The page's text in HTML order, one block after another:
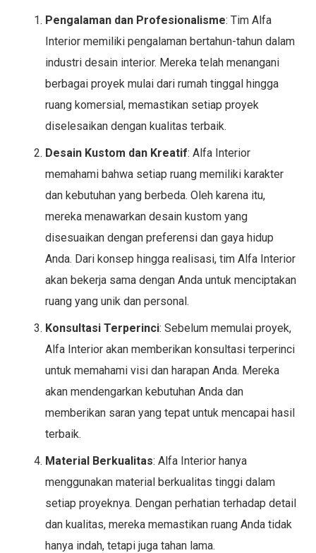
Pengalaman dan Profesionalisme: Tim Alfa
Interior memiliki pengalaman bertahun-tahun dalam
industri desain interior. Mereka telah menangani
berbagai proyek mulai dari rumah tinggal hingga
ruang komersial, memastikan setiap proyek
diselesaikan dengan kualitas terbaik.
Desain Kustom dan Kreatif: Alfa Interior
memahami bahwa setiap ruang memiliki karakter
dan kebutuhan yang berbeda. Oleh karena itu,
mereka menawarkan desain kustom yang
disesuaikan dengan preferensi dan gaya hidup
Anda. Dari konsep hingga realisasi, tim Alfa Interior
akan bekerja sama dengan Anda untuk menciptakan
ruang yang unik dan personal.
Konsultasi Terperinci: Sebelum memulai proyek,
Alfa Interior akan memberikan konsultasi terperinci
untuk memahami visi dan harapan Anda. Mereka
akan mendengarkan kebutuhan Anda dan
memberikan saran yang tepat untuk mencapai hasil
terbaik.
Material Berkualitas: Alfa Interior hanya
menggunakan material berkualitas tinggi dalam
setiap proyeknya. Dengan perhatian terhadap detail
dan kualitas, mereka memastikan ruang Anda tidak
hanya indah, tetapi juga tahan lama.